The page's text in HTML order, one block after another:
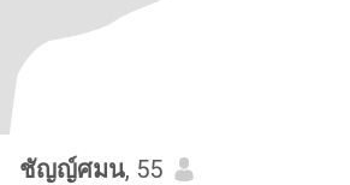
ชัญญ์ศมน, 55